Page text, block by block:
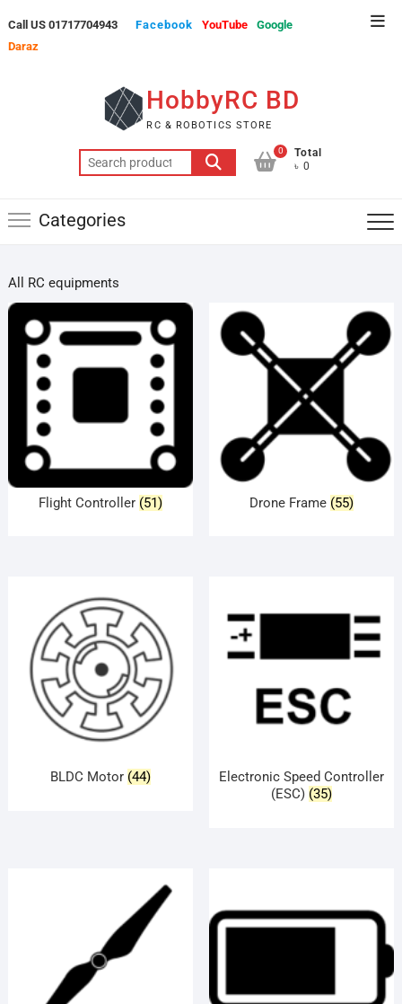
to
content
Call US 01717704943 Facebook YouTube
Google
Daraz
HobbyRC BD
RC & ROBOTICS STORE
Search
for:
0
Total
৳ 0
Categories
All RC equipments
Flight Controller (51) Drone Frame (55)
BLDC Motor (44)
Electronic Speed Controller
(ESC) (35)